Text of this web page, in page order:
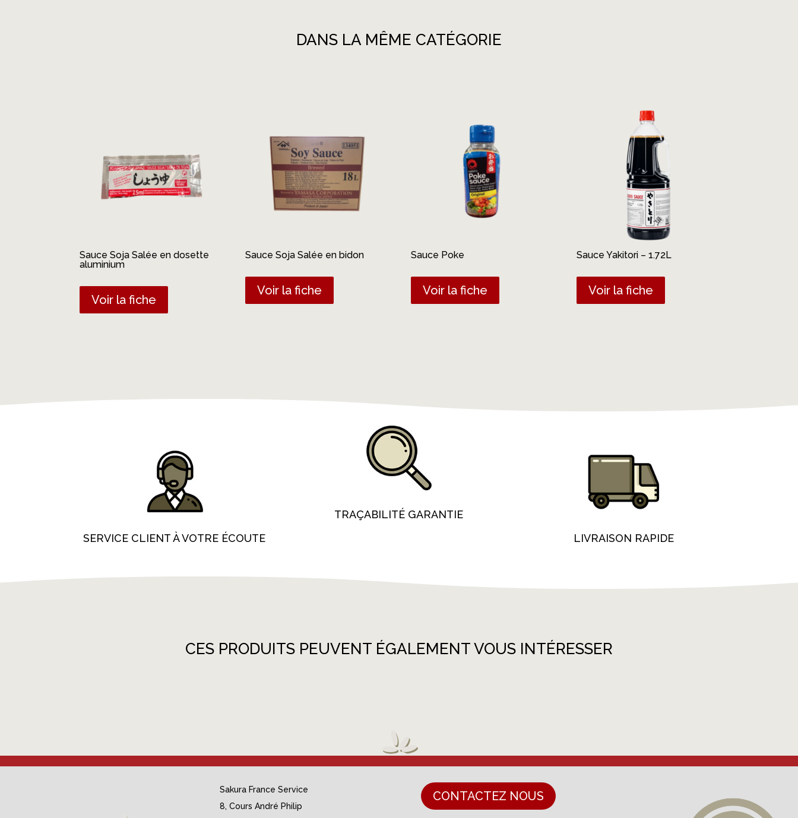
DANS LA MÊME CATÉGORIE
Sauce Soja Salée en dosette
aluminium
Voir la fiche
Sauce Soja Salée en bidon
Voir la fiche
Sauce Poke
Voir la fiche
Sauce Yakitori – 1.72L
Voir la fiche
SERVICE CLIENT À VOTRE ÉCOUTE
TRAÇABILITÉ GARANTIE
LIVRAISON RAPIDE
CES PRODUITS PEUVENT ÉGALEMENT VOUS INTÉRESSER
Sakura France Service
8, Cours André Philip
CONTACTEZ NOUS